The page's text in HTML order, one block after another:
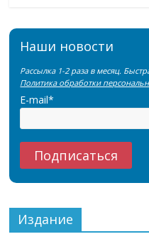
Наши новости
Рассылка 1-2 раза в месяц.
Политика обработки
E-mail*
Издание